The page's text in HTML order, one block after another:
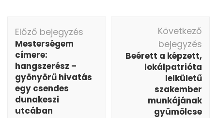
navigáció
Előző bejegyzés
Mesterségem
címere:
hangszerész –
gyönyörű hivatás
egy csendes
dunakeszi
utcában
Következő
bejegyzés
Beérett a képzett,
lokálpatrióta
lelkületű
szakember
munkájának
gyümölcse